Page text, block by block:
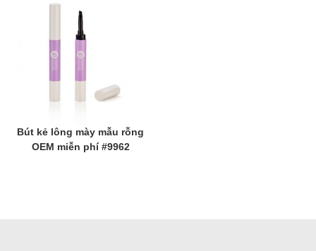
Bút kẻ lông mày mẫu rỗng
OEM miễn phí #9962